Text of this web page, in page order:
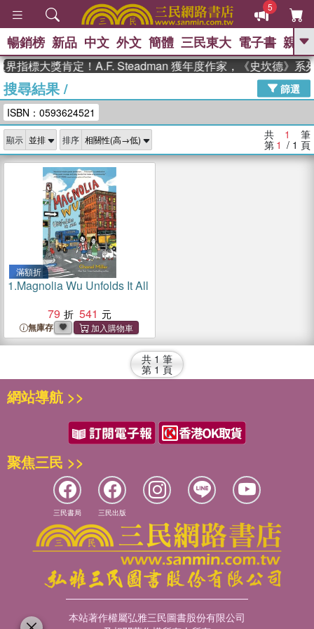
5
GO
高希均教授回憶錄
、 The Odyssey 、 父親節 、 如果歷
獎 臺灣漫遊錄 、 方念華 、 台灣的李
登輝時代
數學女孩：黎曼猜想 、
偉大的迷走神經
暢銷榜 新品 中文 外文 簡體 三民東大 電子書 親子
指標大獎肯定！A.F. Steadman 獲年度作家，《史坎德》系
搜尋結果/
篩選
ISBN：0593624521
顯示 排序 共 1 筆
第 1 / 1 頁
滿額折
1.Magnolia Wu Unfolds It All
79
541
無庫存
共 1 筆
第 1 頁
網站導航 >>
聚焦三民 >>
三民書局 三民出版
本站著作權屬弘雅三民圖書股份有限公司